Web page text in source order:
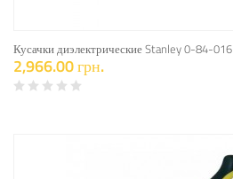
Кусачки диэлектрические Stanley 0-84-016
2,966.00 грн.